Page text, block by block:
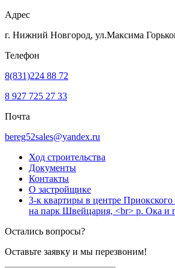
Адрес
г. Нижний Новгород, ул.Максима
Телефон
8(831)224 88 72
8 927 725 27 33
Почта
bereg52sales@yandex.ru
Ход строительства
Документы
Контакты
О застройщике
3-к квартиры в центре
на парк Швейцария, <br> р. Ока и
Остались вопросы?
Оставьте заявку и мы перезвоним!